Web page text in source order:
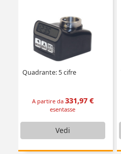
Quadrante: 5 cifre
A partire da 331,97 €
esentasse
Vedi